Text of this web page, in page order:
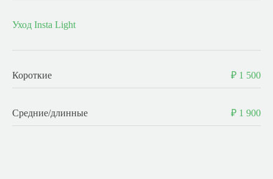
Уход Insta Light
Короткие ₽ 1 500
Средние/длинные ₽ 1 900